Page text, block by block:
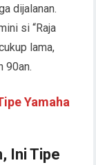
dijalanan.
si “Raja
lama,
90an.
Yamaha
Ini Tipe